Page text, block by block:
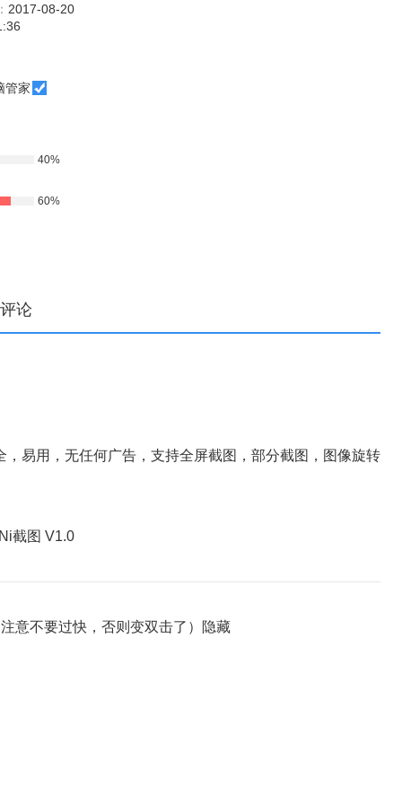
2017-08-20
管家
40%
60%
论
易用，无任何广告，支持全屏截图，部分截图，图像旋转
不要过快，否则变双击了）隐藏